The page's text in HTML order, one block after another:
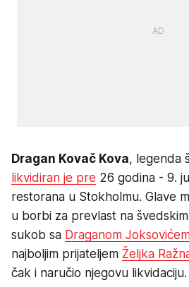
Dragan Kovač Kova, legenda
likvidiran je pre 26 godina - 9.
restorana u Stokholmu. Glave
u borbi za prevlast na
sukob sa Draganom
najboljim prijateljem Željka
čak i naručio njegovu likvidaciju.